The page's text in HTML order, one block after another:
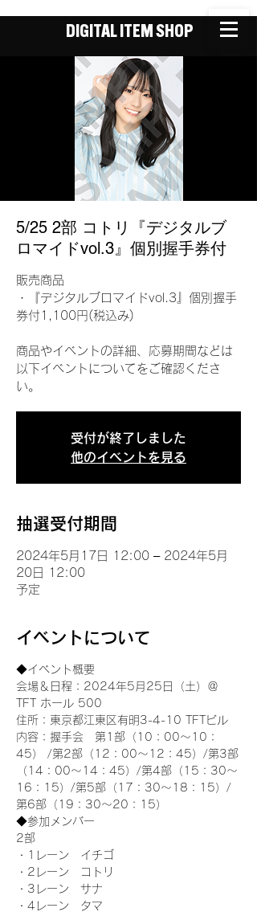
DIGITAL ITEM SHOP
5/25 2部 コトリ『デジタルブ
ロマイドvol.3』個別握手券付
販売商品
・『デジタルブロマイドvol.3』個別握手
券付1,100円(税込み)
商品やイベントの詳細、応募期間などは
以下イベントについてをご確認くださ
い。
受付が終了しました
他のイベントを見る
抽選受付期間
2024年5月17日 12:00 – 2024年5月
20日 12:00
予定
イベントについて
◆イベント概要
会場＆日程：2024年5月25日（土）＠
TFT ホール 500
住所：東京都江東区有明3-4-10 TFTビル
内容：握手会　第1部（10：00～10：
45） /第2部（12：00～12：45）/第3部
（14：00～14：45）/第4部（15：30～
16：15）/第5部（17：30～18：15）/
第6部（19：30～20：15）
◆参加メンバー
2部
・1レーン　イチゴ
・2レーン　コトリ
・3レーン　サナ
・4レーン　タマ